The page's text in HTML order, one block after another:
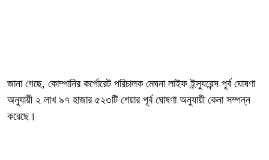
জানা গেছে, কোম্পানির কর্পোরেট পরিচালক মেঘনা লাইফ ইন্স্যুরেন্স পূর্ব ঘোষণা
অনুযায়ী ২ লাখ ৯৭ হাজার ৫২৩টি শেয়ার পূর্ব ঘোষণা অনুযায়ী কেনা সম্পন্ন
করেছে।